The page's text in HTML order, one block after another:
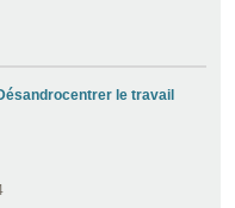
le travail